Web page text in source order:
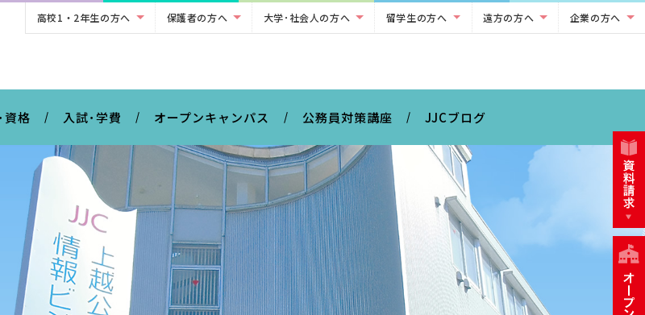
高校1・2年生の方へ 保護者の方へ 大学･社会人の方へ 留学生の方へ 遠方の方へ 企業の方へ
資格 入試･学費 オープンキャンパス 公務員対策講座 JJCブログ